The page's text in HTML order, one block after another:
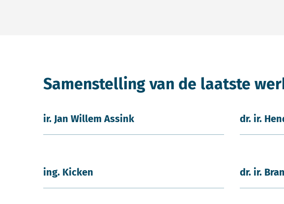
Samenstelling van de laatste
ir. Jan Willem Assink dr. ir.
ing. Kicken dr. ir.